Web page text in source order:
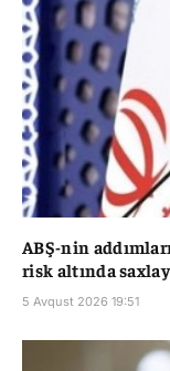
ABŞ-nin
risk altında
5 Avqust 2026 19:51